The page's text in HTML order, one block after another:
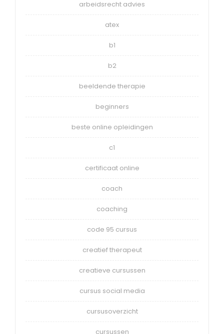
arbeidsrecht advies
atex
b1
b2
beeldende therapie
beginners
beste online opleidingen
c1
certificaat online
coach
coaching
code 95 cursus
creatief therapeut
creatieve cursussen
cursus social media
cursusoverzicht
cursussen